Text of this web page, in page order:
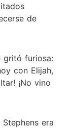
de
gritó furiosa:
con Elijah,
¡No vino
era